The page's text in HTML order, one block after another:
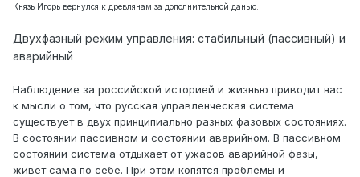
Князь Игорь вернулся к древлянам за дополнительной данью.
Двухфазный режим управления: стабильный (пассивный) и
аварийный
Наблюдение за российской историей и жизнью приводит нас
к мысли о том, что русская управленческая система
существует в двух принципиально разных фазовых состояниях.
В состоянии пассивном и состоянии аварийном. В пассивном
состоянии система отдыхает от ужасов аварийной фазы,
живет сама по себе. При этом копятся проблемы и